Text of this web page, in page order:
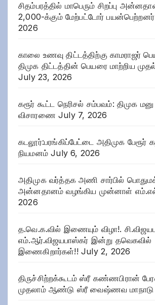
சிதம்பரத்தில் மாபெரும் சிறப்பு
2,000-க்கும் மேற்பட்டோர் பயன்பெற்றனர்
2026
காலை உணவு திட்டத்திற்கு காமராஜர்
திமுக திட்டத்தின் பெயரை மாற்றிய
July 23, 2026
கரூர் கூட்ட நெரிசல் சம்பவம்: திமுக
விசாரணை July 7, 2026
கடலூர்:பரங்கிப்பேட்டை அதிமுக
நியமனம் July 6, 2026
அதிமுக வர்த்தக அணி சார்பில்
அன்னதானம் வழங்கிய முன்னாள்
2026
த.வெ.க.வில் இணையும் விழா!.
எம்.ஆர்.விஜயபாஸ்கர் இன்று தவெகவில்
இணைகிறார்கள்!! July 2, 2026
திருச்சிற்றக்கூடம் ஸ்ரீ கண்ணபிரான்
முதலாம் ஆண்டு ஸ்ரீ வைஷ்ணவ மாநாடு